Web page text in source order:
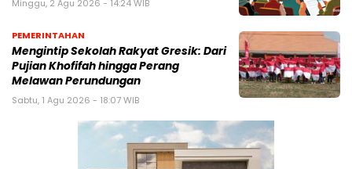
Minggu, 2 Agu 2026 - 14:24 WIB
PEMERINTAHAN
Mengintip Sekolah Rakyat Gresik: Dari
Pujian Khofifah hingga Perang
Melawan Perundungan
Sabtu, 1 Agu 2026 - 18:07 WIB